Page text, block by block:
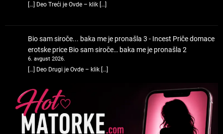
[…] Deo Treći je Ovde – klik […]
Bio sam siroče... baka me je pronašla 3 - Incest Priče domace
erotske price Bio sam siroče… baka me je pronašla 2
6. avgust 2026.
[…] Deo Drugi je Ovde – klik […]